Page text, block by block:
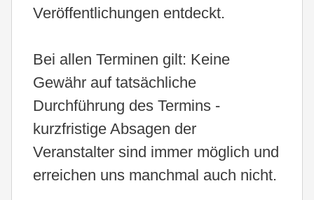
Veröffentlichungen entdeckt.
Bei allen Terminen gilt: Keine
Gewähr auf tatsächliche
Durchführung des Termins -
kurzfristige Absagen der
Veranstalter sind immer möglich und
erreichen uns manchmal auch nicht.